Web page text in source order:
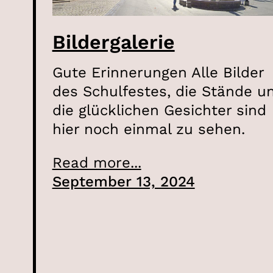
Bildergalerie
Gute Erinnerungen Alle Bilder
des Schulfestes, die Stände
die glücklichen Gesichter sind
hier noch einmal zu sehen.
Read more...
September 13, 2024